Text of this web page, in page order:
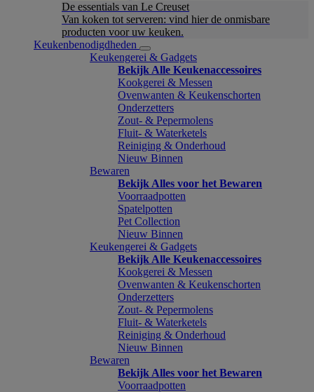
De essentials van Le Creuset
Van koken tot serveren: vind hier de onmisbare
producten voor uw keuken.
Keukenbenodigdheden
Keukengerei & Gadgets
Bekijk Alle Keukenaccessoires
Kookgerei & Messen
Ovenwanten & Keukenschorten
Onderzetters
Zout- & Pepermolens
Fluit- & Waterketels
Reiniging & Onderhoud
Nieuw Binnen
Bewaren
Bekijk Alles voor het Bewaren
Voorraadpotten
Spatelpotten
Pet Collection
Nieuw Binnen
Keukengerei & Gadgets
Bekijk Alle Keukenaccessoires
Kookgerei & Messen
Ovenwanten & Keukenschorten
Onderzetters
Zout- & Pepermolens
Fluit- & Waterketels
Reiniging & Onderhoud
Nieuw Binnen
Bewaren
Bekijk Alles voor het Bewaren
Voorraadpotten